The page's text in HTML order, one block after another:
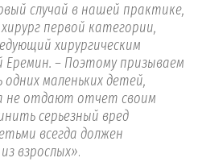
случай в нашей практике,
первой категории,
хирургическим
– Поэтому призываем
маленьких детей,
не отдают отчет своим
серьезный вред
всегда должен
взрослых».